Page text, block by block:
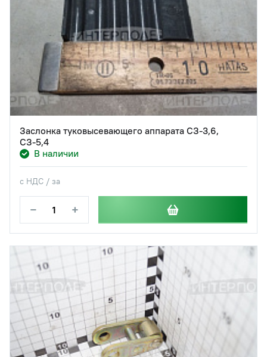
Заслонка туковысевающего аппарата СЗ-3,6,
СЗ-5,4
В наличии
с НДС / за
− +